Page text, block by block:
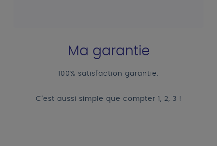
Ma garantie
100% satisfaction garantie.
C'est aussi simple que compter 1, 2, 3 !